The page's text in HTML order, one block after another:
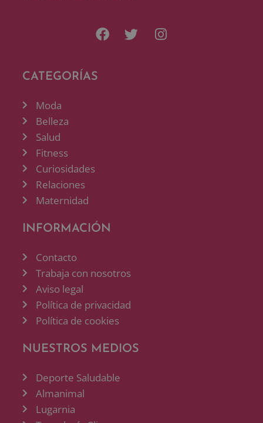
CATEGORÍAS
Moda
Belleza
Salud
Fitness
Curiosidades
Relaciones
Maternidad
INFORMACIÓN
Contacto
Trabaja con nosotros
Aviso legal
Política de privacidad
Política de cookies
NUESTROS MEDIOS
Deporte Saludable
Almanimal
Lugarnia